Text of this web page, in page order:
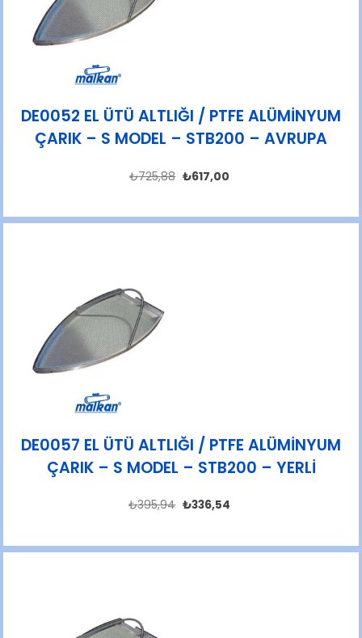
DE0052 EL ÜTÜ ALTLIĞI / PTFE ALÜMİNYUM
ÇARIK – S MODEL – STB200 – AVRUPA
₺725,88 ₺617,00
DE0057 EL ÜTÜ ALTLIĞI / PTFE ALÜMİNYUM
ÇARIK – S MODEL – STB200 – YERLİ
₺395,94 ₺336,54